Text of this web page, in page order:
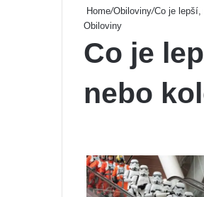
Home/Obiloviny/Co je lepší,
Obiloviny
Co je
nebo